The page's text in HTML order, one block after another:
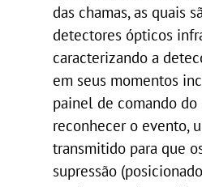
das chamas, as quais
detectores ópticos
caracterizando a
em seus momentos
painel de comando do
reconhecer o evento,
transmitido para que
supressão